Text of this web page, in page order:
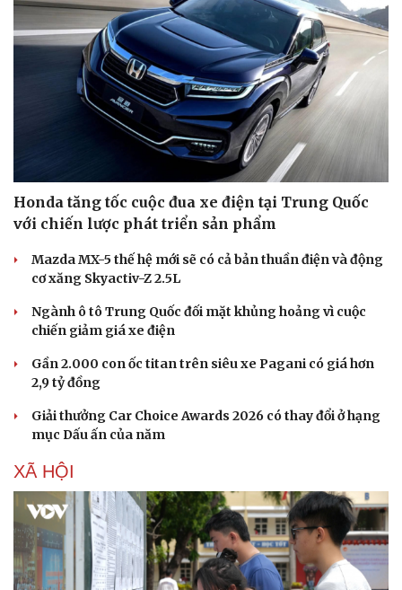
Văn hóa
Sân khấu - Điện ảnh
Văn học
Giải trí
Nghệ sĩ
Thời trang
Sao Việt
Honda tăng tốc cuộc đua xe điện tại Trung Quốc
với chiến lược phát triển sản phẩm
Mazda MX-5 thế hệ mới sẽ có cả bản thuần điện và động
cơ xăng Skyactiv-Z 2.5L
Ngành ô tô Trung Quốc đối mặt khủng hoảng vì cuộc
chiến giảm giá xe điện
Gần 2.000 con ốc titan trên siêu xe Pagani có giá hơn
2,9 tỷ đồng
Giải thưởng Car Choice Awards 2026 có thay đổi ở hạng
mục Dấu ấn của năm
XÃ HỘI